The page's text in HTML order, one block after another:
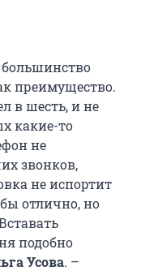
преимущество.
в шесть, и не
какие-то
не
звонков,
не испортит
отлично, но
подобно
Усова. –